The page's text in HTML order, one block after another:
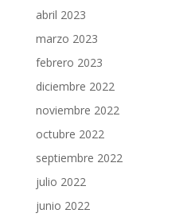
abril 2023
marzo 2023
febrero 2023
diciembre 2022
noviembre 2022
octubre 2022
septiembre 2022
julio 2022
junio 2022